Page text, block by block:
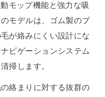
モップ機能と強力な吸
モデルは、ゴム製のブ
が絡みにくい設計にな
ビゲーションシステム
掃します。
絡まりに対する抜群の